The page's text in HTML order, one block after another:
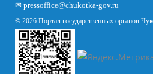
✉ pressoffice@chukotka-gov.ru
© 2026 Портал государственных органов